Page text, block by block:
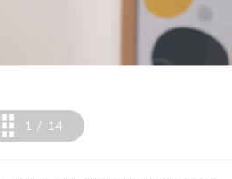
1 / 14